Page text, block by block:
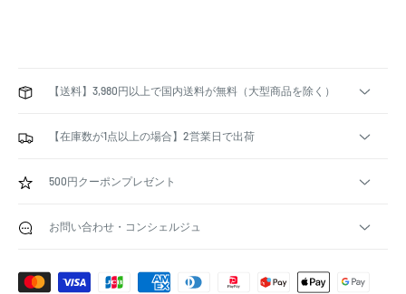
【送料】3,980円以上で国内送料が無料（大型商品を除く）
【在庫数が1点以上の場合】2営業日で出荷
500円クーポンプレゼント
お問い合わせ・コンシェルジュ